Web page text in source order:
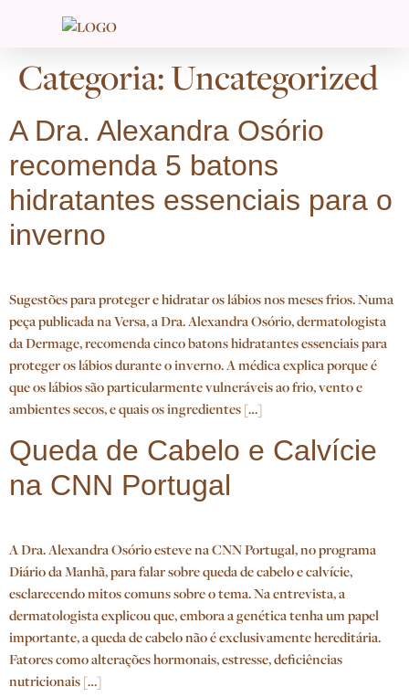
Categoria:Uncategorized
A Dra. Alexandra Osório
recomenda 5 batons
hidratantes essenciais para o
inverno
Sugestões para proteger e hidratar os lábios nos meses frios. Numa
peça publicada na Versa, a Dra. Alexandra Osório, dermatologista
da Dermage, recomenda cinco batons hidratantes essenciais para
proteger os lábios durante o inverno. A médica explica porque é
que os lábios são particularmente vulneráveis ao frio, vento e
ambientes secos, e quais os ingredientes […]
Queda de Cabelo e Calvície
na CNN Portugal
A Dra. Alexandra Osório esteve na CNN Portugal, no programa
Diário da Manhã, para falar sobre queda de cabelo e calvície,
esclarecendo mitos comuns sobre o tema. Na entrevista, a
dermatologista explicou que, embora a genética tenha um papel
importante, a queda de cabelo não é exclusivamente hereditária.
Fatores como alterações hormonais, estresse, deficiências
nutricionais […]